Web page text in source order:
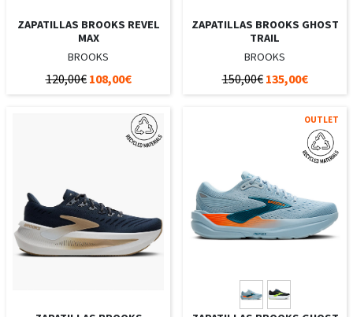
ZAPATILLAS BROOKS REVEL
MAX
BROOKS
120,00€ 108,00€
ZAPATILLAS BROOKS GHOST
TRAIL
BROOKS
150,00€ 135,00€
OUTLET